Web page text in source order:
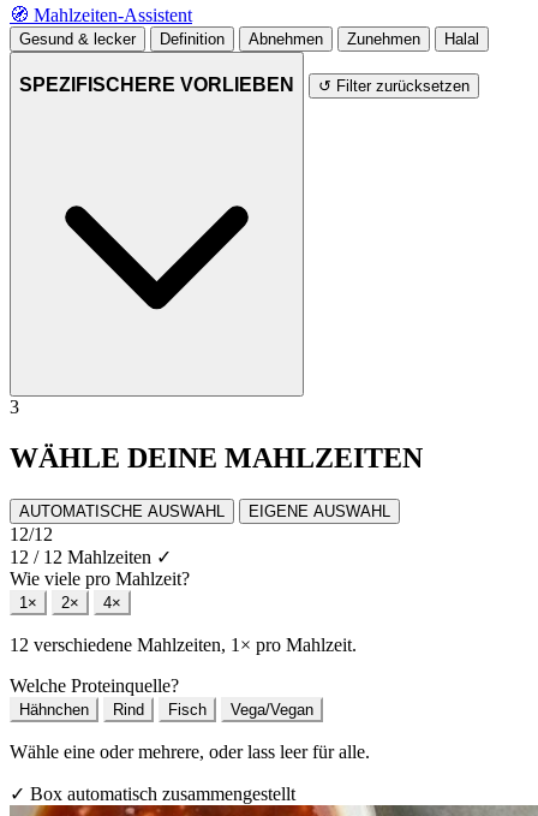
🧭 Mahlzeiten-Assistent
Gesund & lecker Definition Abnehmen Zunehmen Halal
SPEZIFISCHERE VORLIEBEN ↺ Filter zurücksetzen
3
WÄHLE DEINE MAHLZEITEN
AUTOMATISCHE AUSWAHL EIGENE AUSWAHL
12/12
12 / 12 Mahlzeiten ✓
Wie viele pro Mahlzeit?
1× 2× 4×
12 verschiedene Mahlzeiten, 1× pro Mahlzeit.
Welche Proteinquelle?
Hähnchen Rind Fisch Vega/Vegan
Wähle eine oder mehrere, oder lass leer für alle.
✓ Box automatisch zusammengestellt